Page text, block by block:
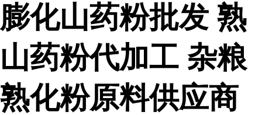
膨化山药粉批发 熟
山药粉代加工 杂粮
熟化粉原料供应商